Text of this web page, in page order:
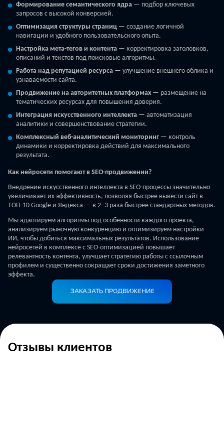
Формирование семантического ядра — подбор ключевых
запросов с высокой конверсией.
Оптимизация структуры страниц — создание логичной
навигации и удобного пользовательского опыта.
Настройка мета-тегов и контента — корректировка заголовков,
описаний и текстов под поисковые алгоритмы.
Работа над репутацией ресурса — улучшение внешнего облика и
узнаваемости сайта.
Продвижение на авторитетных платформах — размещение на
тематических ресурсах для повышения доверия.
Интеграция искусственного интеллекта — автоматизация
аналитики и совершенствование стратегии.
Комплексный веб-аналитический мониторинг — контроль
динамики и корректировка действий для максимального
результата.
Как нейросети помогают в SEO-продвижении?
Внедрение искусственного интеллекта в SEO-процессы значительно
увеличивает их эффективность, позволяя быстрее вывести сайт в
ТОП-10 Google и Яндекса — в 2–3 раза быстрее стандартных методов.
Мы адаптируем алгоритмы под особенности каждого проекта,
анализируем рыночную конкуренцию и оптимизируем настройки
ИИ, чтобы добиться максимальных результатов. Использование
нейросетей в комплексе с SEO-оптимизацией повышает
релевантность контента, улучшает стратегию работы с ссылочным
профилем и существенно сокращает сроки достижения заметного
эффекта.
ЗАКАЗАТЬ ПРОДВИЖЕНИЕ
Отзывы клиентов